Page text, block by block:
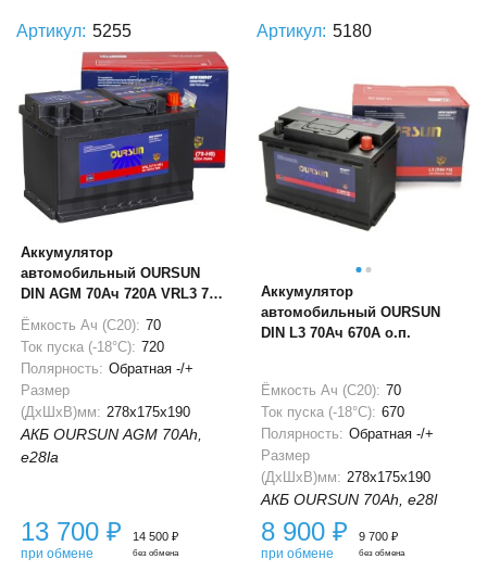
Артикул: 5255
Аккумулятор
автомобильный OURSUN
DIN AGM 70Ач 720А VRL3 70-
H6
Ёмкость Ач (С20): 70
Ток пуска (-18°С): 720
Полярность: Обратная -/+
Размер
(ДхШхВ)мм: 278x175x190
АКБ OURSUN AGM 70Ah,
e28la
13 700 ₽
при обмене
14 500 ₽
без обмена
Артикул: 5180
Аккумулятор
автомобильный OURSUN
DIN L3 70Ач 670А о.п.
Ёмкость Ач (С20): 70
Ток пуска (-18°С): 670
Полярность: Обратная -/+
Размер
(ДхШхВ)мм: 278x175x190
АКБ OURSUN 70Ah, e28l
8 900 ₽
при обмене
9 700 ₽
без обмена